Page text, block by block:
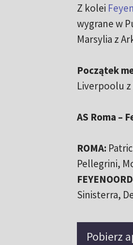
Z kolei
wygrane w
Marsylia z
Początek
Liverpoolu
AS Roma –
ROMA:
Pellegrini,
Sinisterra,
Pobierz